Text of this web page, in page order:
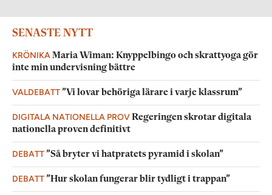
SENASTE NYTT
KRÖNIKA Maria Wiman: Knyppelbingo och skrattyoga gör
inte min undervisning bättre
VALDEBATT”Vi lovar behöriga lärare i varje klassrum”
DIGITALA NATIONELLA PROVRegeringen skrotar digitala
nationella proven definitivt
DEBATT”Så bryter vi hatpratets pyramid i skolan”
DEBATT”Hur skolan fungerar blir tydligt i trappan”